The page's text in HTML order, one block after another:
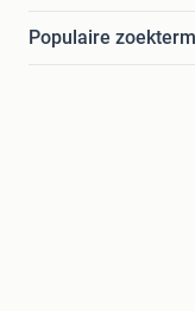
Populaire